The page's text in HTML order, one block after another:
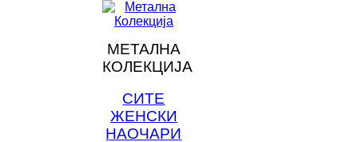
МЕТАЛНА
КОЛЕКЦИЈА
СИТЕ
ЖЕНСКИ
НАОЧАРИ